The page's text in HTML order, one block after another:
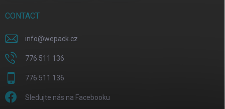
CONTACT
info@wepack.cz
776 511 136
776 511 136
Sledujte nás na Facebooku